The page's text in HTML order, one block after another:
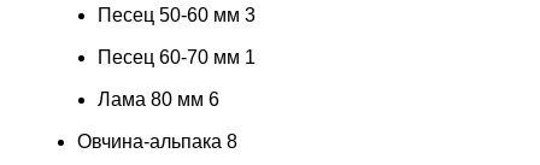
Песец 50-60 мм 3
Песец 60-70 мм 1
Лама 80 мм 6
Овчина-альпака 8